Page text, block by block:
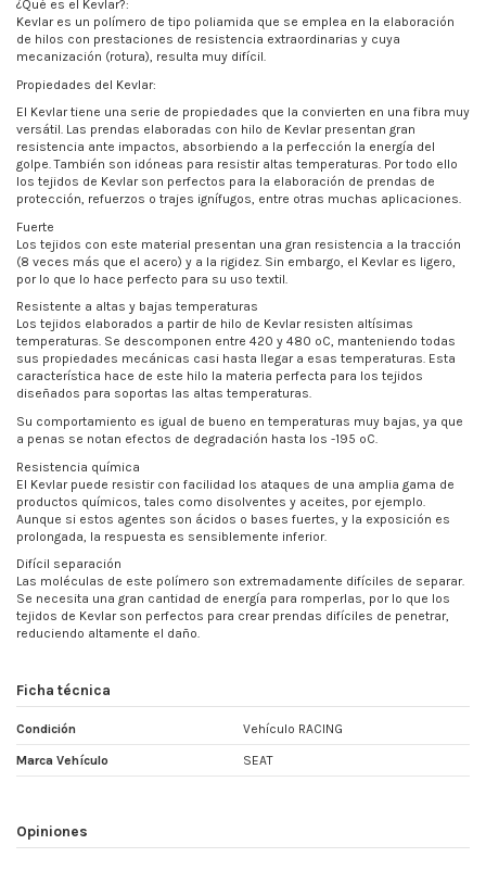
¿Qué es el Kevlar?:
Kevlar es un polímero de tipo poliamida que se emplea en la elaboración
de hilos con prestaciones de resistencia extraordinarias y cuya
mecanización (rotura), resulta muy difícil.
Propiedades del Kevlar:
El Kevlar tiene una serie de propiedades que la convierten en una fibra muy
versátil. Las prendas elaboradas con hilo de Kevlar presentan gran
resistencia ante impactos, absorbiendo a la perfección la energía del
golpe. También son idóneas para resistir altas temperaturas. Por todo ello
los tejidos de Kevlar son perfectos para la elaboración de prendas de
protección, refuerzos o trajes ignífugos, entre otras muchas aplicaciones.
Fuerte
Los tejidos con este material presentan una gran resistencia a la tracción
(8 veces más que el acero) y a la rigidez. Sin embargo, el Kevlar es ligero,
por lo que lo hace perfecto para su uso textil.
Resistente a altas y bajas temperaturas
Los tejidos elaborados a partir de hilo de Kevlar resisten altísimas
temperaturas. Se descomponen entre 420 y 480 ºC, manteniendo todas
sus propiedades mecánicas casi hasta llegar a esas temperaturas. Esta
característica hace de este hilo la materia perfecta para los tejidos
diseñados para soportas las altas temperaturas.
Su comportamiento es igual de bueno en temperaturas muy bajas, ya que
a penas se notan efectos de degradación hasta los -195 ºC.
Resistencia química
El Kevlar puede resistir con facilidad los ataques de una amplia gama de
productos químicos, tales como disolventes y aceites, por ejemplo.
Aunque si estos agentes son ácidos o bases fuertes, y la exposición es
prolongada, la respuesta es sensiblemente inferior.
Difícil separación
Las moléculas de este polímero son extremadamente difíciles de separar.
Se necesita una gran cantidad de energía para romperlas, por lo que los
tejidos de Kevlar son perfectos para crear prendas difíciles de penetrar,
reduciendo altamente el daño.
Ficha técnica
Condición Vehículo RACING
Marca Vehículo SEAT
Opiniones